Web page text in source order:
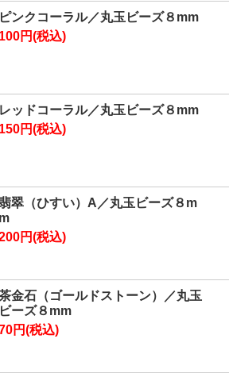
ピンクコーラル／丸玉ビーズ８mm
100円(税込)
レッドコーラル／丸玉ビーズ８mm
150円(税込)
翠（ひすい）A／丸玉ビーズ８m
m
円(税込)
金石（ゴールドストーン）／丸玉
ビーズ８mm
円(税込)